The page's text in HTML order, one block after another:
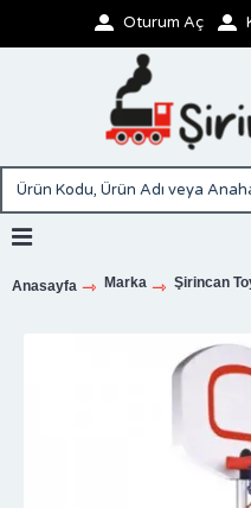
Oturum Aç
Anasayfa Marka Şirincan